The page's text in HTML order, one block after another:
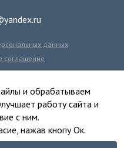
данных
соглашение
файлов cookie
- интернет-магазин
полов и ковровой плитки.
и обрабатываем
работу сайта и
с ним.
нажав кнопу Ок.